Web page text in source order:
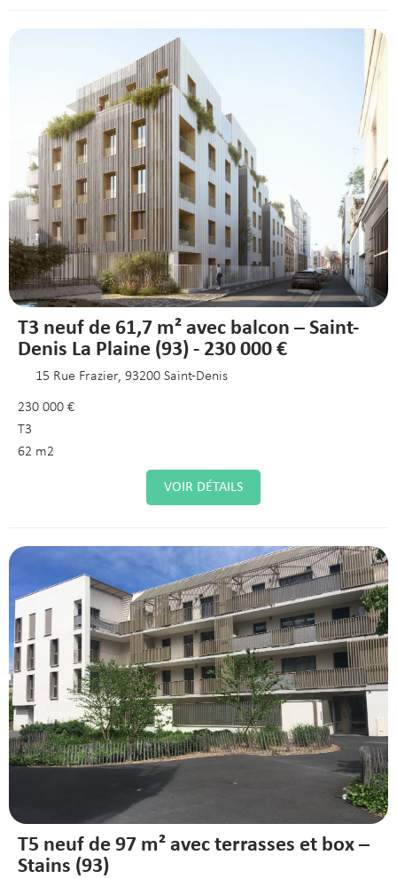
T3 neuf de 61,7 m² avec balcon – Saint-
Denis La Plaine (93) - 230 000 €
15 Rue Frazier, 93200 Saint-Denis
230 000 €
T3
62 m2
VOIR DÉTAILS
T5 neuf de 97 m² avec terrasses et box –
Stains (93)